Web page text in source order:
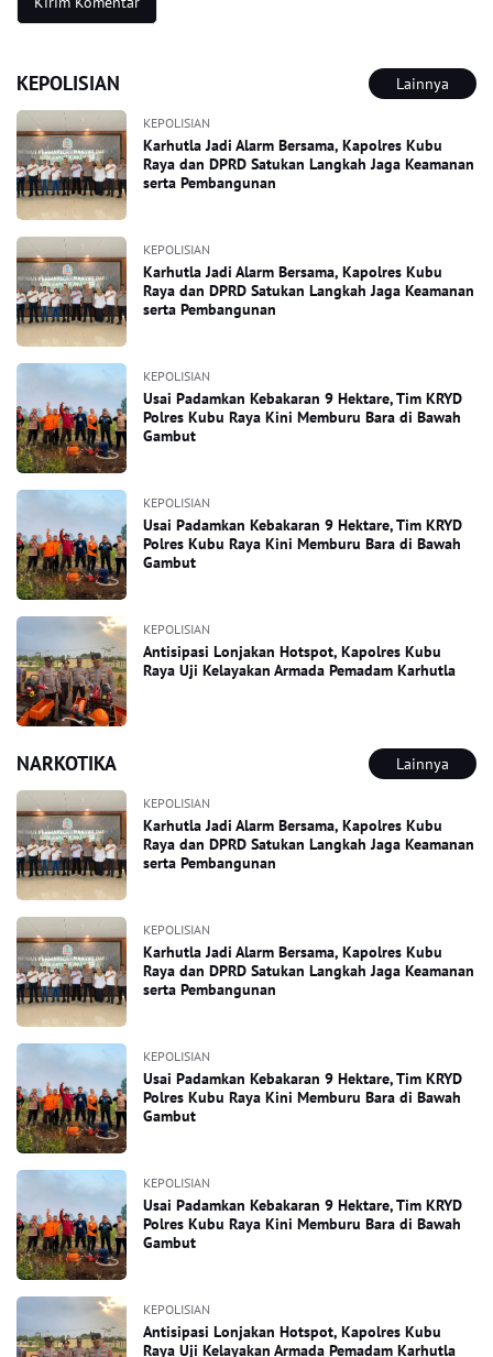
KEPOLISIAN Lainnya
KEPOLISIAN
Karhutla Jadi Alarm Bersama, Kapolres Kubu
Raya dan DPRD Satukan Langkah Jaga Keamanan
serta Pembangunan
KEPOLISIAN
Karhutla Jadi Alarm Bersama, Kapolres Kubu
Raya dan DPRD Satukan Langkah Jaga Keamanan
serta Pembangunan
KEPOLISIAN
Usai Padamkan Kebakaran 9 Hektare, Tim KRYD
Polres Kubu Raya Kini Memburu Bara di Bawah
Gambut
KEPOLISIAN
Usai Padamkan Kebakaran 9 Hektare, Tim KRYD
Polres Kubu Raya Kini Memburu Bara di Bawah
Gambut
KEPOLISIAN
Antisipasi Lonjakan Hotspot, Kapolres Kubu
Raya Uji Kelayakan Armada Pemadam Karhutla
NARKOTIKA Lainnya
KEPOLISIAN
Karhutla Jadi Alarm Bersama, Kapolres Kubu
Raya dan DPRD Satukan Langkah Jaga Keamanan
serta Pembangunan
KEPOLISIAN
Karhutla Jadi Alarm Bersama, Kapolres Kubu
Raya dan DPRD Satukan Langkah Jaga Keamanan
serta Pembangunan
KEPOLISIAN
Usai Padamkan Kebakaran 9 Hektare, Tim KRYD
Polres Kubu Raya Kini Memburu Bara di Bawah
Gambut
KEPOLISIAN
Usai Padamkan Kebakaran 9 Hektare, Tim KRYD
Polres Kubu Raya Kini Memburu Bara di Bawah
Gambut
KEPOLISIAN
Antisipasi Lonjakan Hotspot, Kapolres Kubu
Raya Uji Kelayakan Armada Pemadam Karhutla